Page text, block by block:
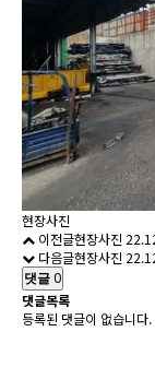
현장사진
이전글현장사진
다음글현장사진
댓글0
댓글목록
등록된 댓글이 없습니다.